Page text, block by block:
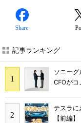
Share
記事ランキング
ソニー
CFOがコ
テスラに
【前編】